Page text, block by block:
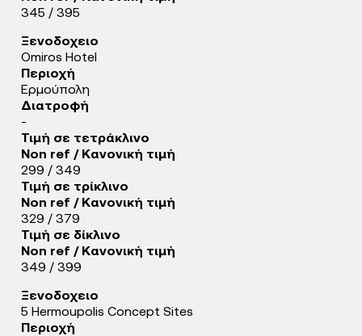
345 / 395
Ξενοδοχειο
Omiros Hotel
Περιοχή
Ερμούπολη
Διατροφή
-
Τιμή σε τετράκλινο
Non ref / Κανονική τιμή
299 / 349
Τιμή σε τρίκλινο
Non ref / Κανονική τιμή
329 / 379
Τιμή σε δίκλινο
Non ref / Κανονική τιμή
349 / 399
Ξενοδοχειο
5 Hermoupolis Concept Sites
Περιοχή